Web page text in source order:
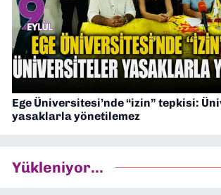
Ege Üniversitesi’nde “izin” tepkisi:
yasaklarla yönetilemez
Yükleniyor...